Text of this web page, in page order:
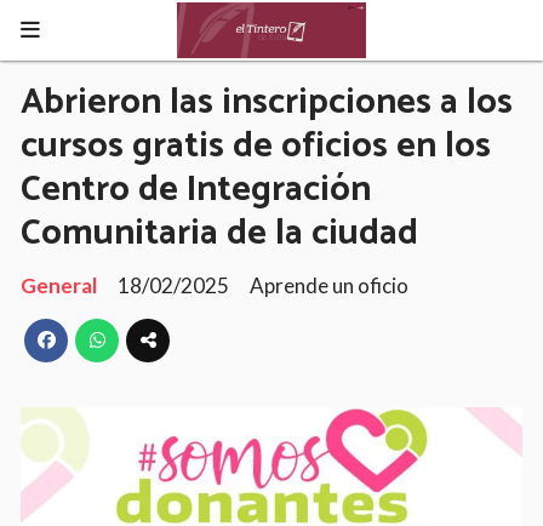
Abrieron las inscripciones a los
cursos gratis de oficios en los
Centro de Integración
Comunitaria de la ciudad
General 18/02/2025 Aprende un oficio